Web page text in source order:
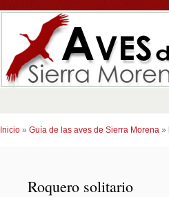
Inicio » Guía de las aves de Sierra Morena »
Roquero solitario